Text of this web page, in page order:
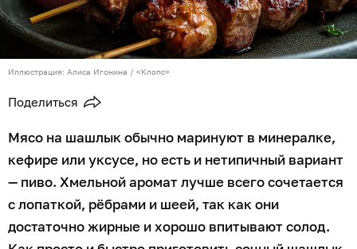
Иллюстрация: Алиса Игонина / «Клопс»
Поделиться
Мясо на шашлык обычно маринуют в минералке,
кефире или уксусе, но есть и нетипичный вариант
— пиво. Хмельной аромат лучше всего сочетается
с лопаткой, рёбрами и шеей, так как они
достаточно жирные и хорошо впитывают солод.